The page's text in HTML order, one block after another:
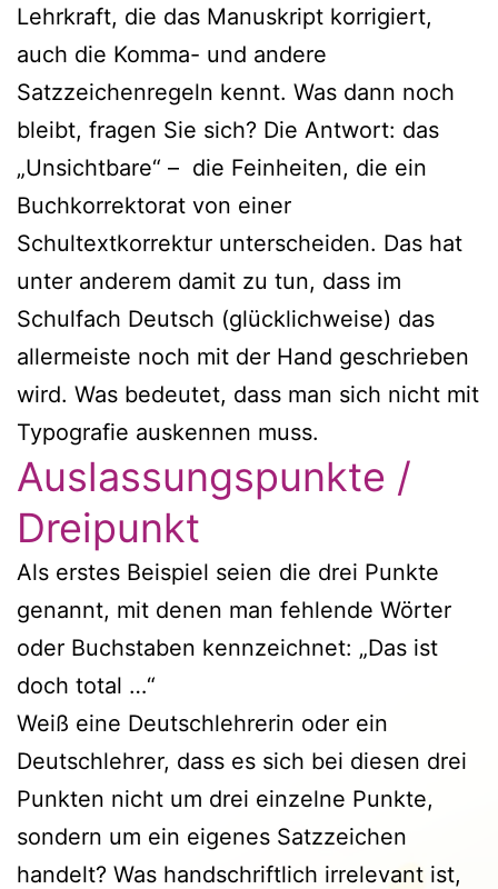
Lehrkraft, die das Manuskript korrigiert,
auch die Komma- und andere
Satzzeichenregeln kennt. Was dann noch
bleibt, fragen Sie sich? Die Antwort: das
„Unsichtbare“ – die Feinheiten, die ein
Buchkorrektorat von einer
Schultextkorrektur unterscheiden. Das hat
unter anderem damit zu tun, dass im
Schulfach Deutsch (glücklichweise) das
allermeiste noch mit der Hand geschrieben
wird. Was bedeutet, dass man sich nicht mit
Typografie auskennen muss.
Auslassungspunkte /
Dreipunkt
Als erstes Beispiel seien die drei Punkte
genannt, mit denen man fehlende Wörter
oder Buchstaben kennzeichnet: „Das ist
doch total …“
Weiß eine Deutschlehrerin oder ein
Deutschlehrer, dass es sich bei diesen drei
Punkten nicht um drei einzelne Punkte,
sondern um ein eigenes Satzzeichen
handelt? Was handschriftlich irrelevant ist,